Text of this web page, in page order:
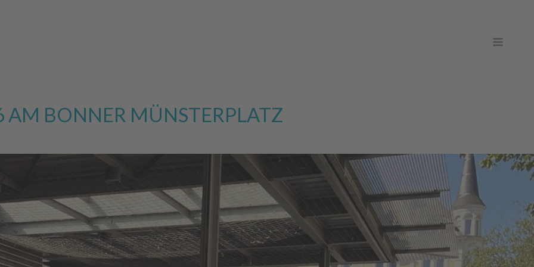
BONNER MÜNSTERPLATZ